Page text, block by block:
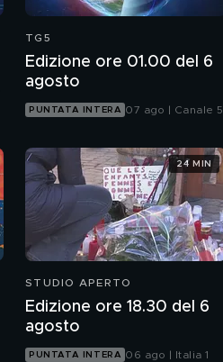
TG5
Edizione ore 01.00 del 6
agosto
PUNTATA INTERA 07 ago | Canale 5
STUDIO APERTO
Edizione ore 18.30 del 6
agosto
PUNTATA INTERA 06 ago | Italia 1
24 MIN